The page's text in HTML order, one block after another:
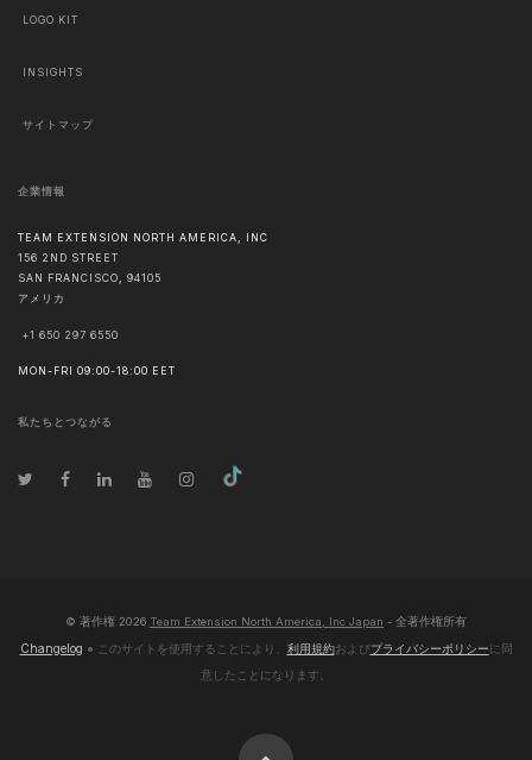
LOGO KIT
INSIGHTS
サイトマップ
企業情報
TEAM EXTENSION NORTH AMERICA, INC
156 2ND STREET
SAN FRANCISCO, 94105
アメリカ
+1 650 297 6550
MON-FRI 09:00-18:00 EET
私たちとつながる
© 著作権 2026 Team Extension North America, Inc Japan - 全著作権所有
Changelog ● このサイトを使用することにより、 利用規約およびプライバシーポリシーに同
意したことになります。